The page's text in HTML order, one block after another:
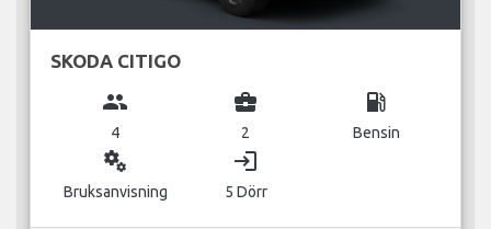
SKODA CITIGO
group
4
business_center
2
local_gas_station
Bensin
miscellaneous_services
Bruksanvisning
login
5 Dörr